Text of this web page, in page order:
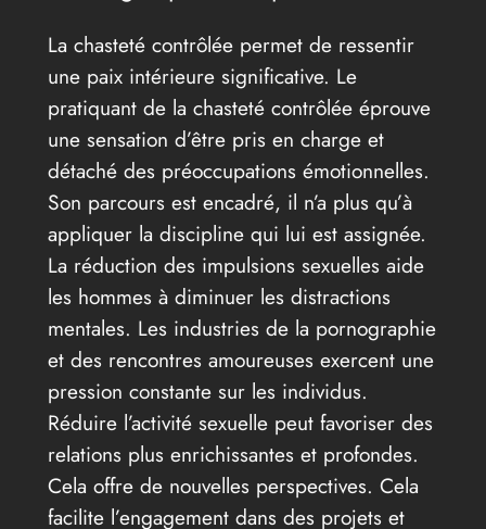
La chasteté contrôlée permet de ressentir
une paix intérieure significative. Le
pratiquant de la chasteté contrôlée éprouve
une sensation d’être pris en charge et
détaché des préoccupations émotionnelles.
Son parcours est encadré, il n’a plus qu’à
appliquer la discipline qui lui est assignée.
La réduction des impulsions sexuelles aide
les hommes à diminuer les distractions
mentales. Les industries de la pornographie
et des rencontres amoureuses exercent une
pression constante sur les individus.
Réduire l’activité sexuelle peut favoriser des
relations plus enrichissantes et profondes.
Cela offre de nouvelles perspectives. Cela
facilite l’engagement dans des projets et